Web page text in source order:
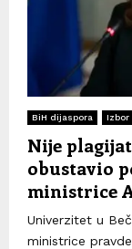
BiH dijaspora Izbor
Nije
obustavio
ministrice
Univerzitet u
ministrice